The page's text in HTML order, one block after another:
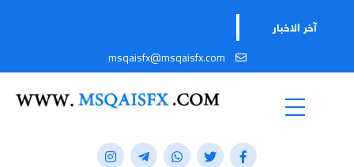
آخر الاخبار
msqaisfx@msqaisfx.com